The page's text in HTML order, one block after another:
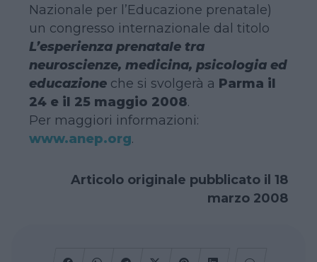
Nazionale per l’Educazione prenatale)
un congresso internazionale dal titolo
L’esperienza prenatale tra
neuroscienze, medicina, psicologia ed
educazioneche si svolgerà a Parma il
24 e il 25 maggio 2008.
Per maggiori informazioni:
www.anep.org.
Articolo originale pubblicato il 18
marzo 2008